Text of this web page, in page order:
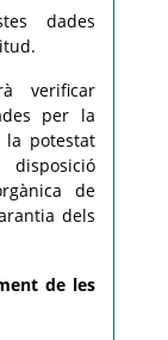
dades
verificar
per la
la potestat
de
dels
de les